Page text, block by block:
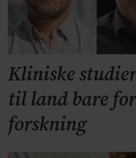
Kliniske
til land bare
forskning